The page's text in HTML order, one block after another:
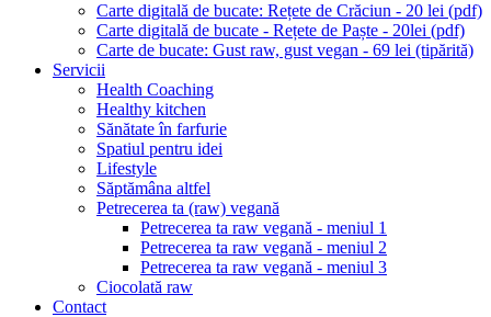
Carte digitală de bucate: Rețete de Crăciun - 20 lei (pdf)
Carte digitală de bucate - Rețete de Paște - 20lei (pdf)
Carte de bucate: Gust raw, gust vegan - 69 lei (tipărită)
Servicii
Health Coaching
Healthy kitchen
Sănătate în farfurie
Spatiul pentru idei
Lifestyle
Săptămâna altfel
Petrecerea ta (raw) vegană
Petrecerea ta raw vegană - meniul 1
Petrecerea ta raw vegană - meniul 2
Petrecerea ta raw vegană - meniul 3
Ciocolată raw
Contact